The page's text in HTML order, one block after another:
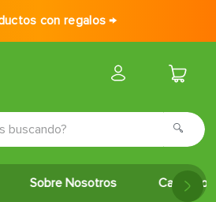
con regalos →
Sobre Nosotros Catálogo
TÉRMINOS MÁS BUSCADOS
1.
porcelanato